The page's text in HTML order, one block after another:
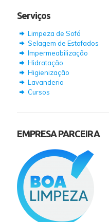
Serviços
Limpeza de Sofá
Selagem de Estofados
Impermeabilização
Hidratação
Higienização
Lavanderia
Cursos
EMPRESA PARCEIRA